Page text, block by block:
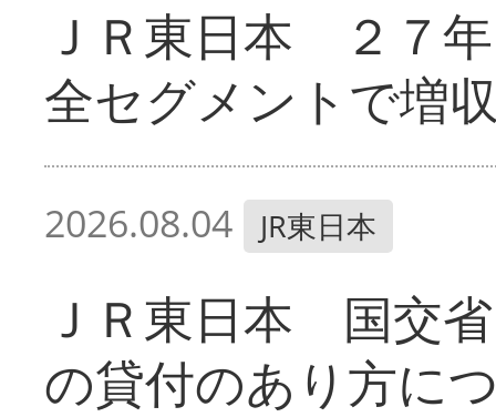
ＪＲ東日本 ２７
全セグメントで増
2026.08.04 JR東日本
ＪＲ東日本 国交
の貸付のあり方に